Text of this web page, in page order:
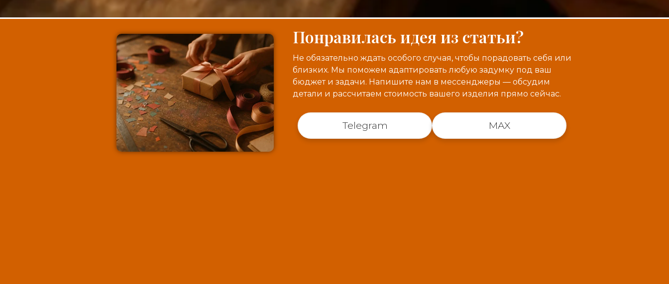
Понравилась идея из статьи?
Не обязательно ждать особого случая, чтобы порадовать себя или
близких. Мы поможем адаптировать любую задумку под ваш
бюджет и задачи. Напишите нам в мессенджеры — обсудим
детали и рассчитаем стоимость вашего изделия прямо сейчас.
Telegram MAX